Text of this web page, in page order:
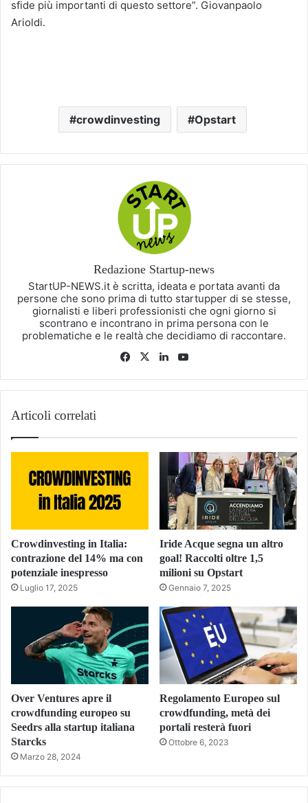
sfide più importanti di questo settore”. Giovanpaolo
Arioldi.
crowdinvesting Opstart
Redazione Startup-news
StartUP-NEWS.it è scritta, ideata e portata avanti da
persone che sono prima di tutto startupper di se stesse,
giornalisti e liberi professionisti che ogni giorno si
scontrano e incontrano in prima persona con le
problematiche e le realtà che decidiamo di raccontare.
Facebook
X LinkedIn
Articoli correlati
Crowdinvesting in Italia:
contrazione del 14% ma con
potenziale inespresso
Luglio 17, 2025
Iride Acque segna un altro
goal! Raccolti oltre 1,5
milioni su Opstart
Gennaio 7, 2025
Over Ventures apre il
crowdfunding europeo su
Seedrs alla startup italiana
Starcks
Marzo 28, 2024
Regolamento Europeo sul
crowdfunding, metà dei
portali resterà fuori
Ottobre 6, 2023